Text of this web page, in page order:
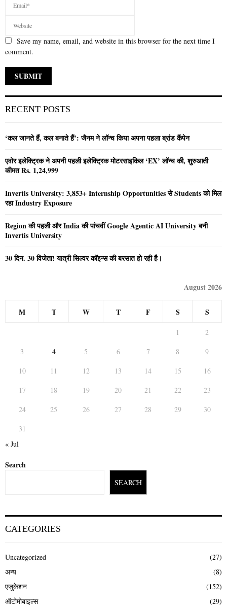
Save my name, email, and website in this browser for the next time I
comment.
RECENT POSTS
‘कल जानते हैं, कल बनाते हैं’: जैनम ने लॉन्च किया अपना पहला ब्रांड कैंपेन
एवोर इलेक्ट्रिक ने अपनी पहली इलेक्ट्रिक मोटरसाइकिल ‘EX’ लॉन्च की, शुरुआती
कीमत Rs. 1,24,999
Invertis University: 3,853+ Internship Opportunities से Students को मिल
रहा Industry Exposure
Region की पहली और India की पांचवीं Google Agentic AI University बनी
Invertis University
30 दिन. 30 विजेता! यात्री सिल्वर कॉइन्स की बरसात हो रही है।
August 2026
M T W T F S S
1
2
3
4 5 6 7 8
9
10
11 12 13 14 15
16
17
18 19 20 21 22
23
24
25 26 27 28 29
30
31
« Jul
Search
SEARCH
CATEGORIES
Uncategorized
(27)
अन्य
(8)
एजुकेशन
(152)
ऑटोमोबाइल्स
(29)